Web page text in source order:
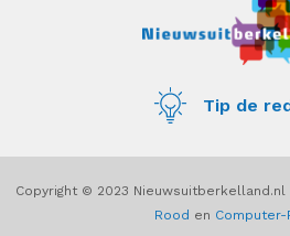
o
o
Tip de
Copyright © 2023
Rood en Computer-